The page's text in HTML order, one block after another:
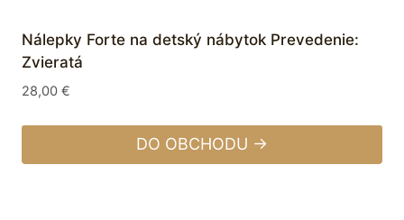
Nálepky Forte na detský nábytok Prevedenie:
Zvieratá
28,00 €
DO OBCHODU →